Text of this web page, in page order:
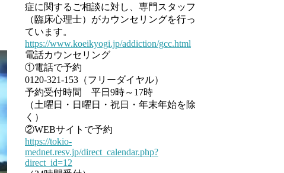
症に関するご相談に対し、専門スタッフ
（臨床心理士）がカウンセリングを行っ
ています。
https://www.koeikyogi.jp/addiction/gcc.html
電話カウンセリング
①電話で予約
0120-321-153（フリーダイヤル）
予約受付時間 平日9時～17時
（土曜日・日曜日・祝日・年末年始を除
く）
②WEBサイトで予約
https://tokio-
mednet.resv.jp/direct_calendar.php?
direct_id=12